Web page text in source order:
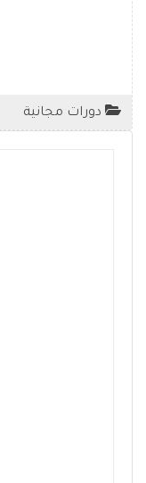
دورات مجانية